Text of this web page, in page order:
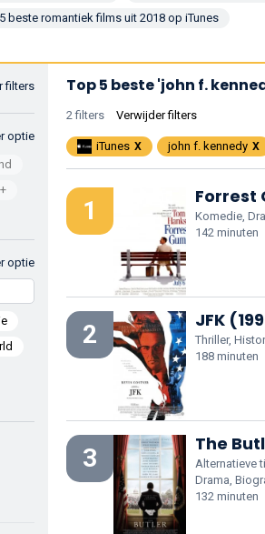
beste romantiek films uit 2018 op iTunes
filters
optie
optie
Top 5 beste 'john f.
2 filters Verwijder filters
iTunes john f. kennedy
1 Forrest
Komedie,
142 minuten
2 JFK
Thriller,
188 minuten
3 The
Alternatieve
Drama,
132 minuten